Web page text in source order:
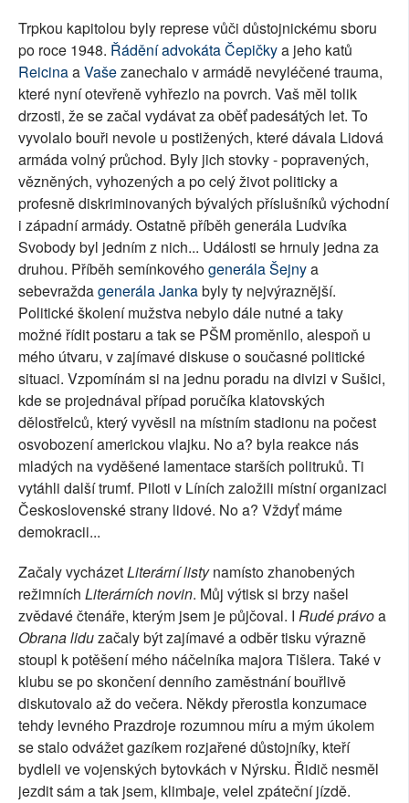
Trpkou kapitolou byly represe vůči důstojnickému sboru
po roce 1948. Řádění advokáta Čepičkya jeho katů
ReicinaaVašezanechalo v armádě nevyléčené trauma,
které nyní otevřeně vyhřezlo na povrch. Vaš měl tolik
drzosti, že se začal vydávat za oběť padesátých let. To
vyvolalo bouři nevole u postižených, které dávala Lidová
armáda volný průchod. Byly jich stovky - popravených,
vězněných, vyhozených a po celý život politicky a
profesně diskriminovaných bývalých příslušníků východní
i západní armády. Ostatně příběh generála Ludvíka
Svobody byl jedním z nich... Události se hrnuly jedna za
druhou. Příběh semínkovéhogenerála Šejnya
sebevraždagenerála Jankabyly ty nejvýraznější.
Politické školení mužstva nebylo dále nutné a taky
možné řídit postaru a tak se PŠM proměnilo, alespoň u
mého útvaru, v zajímavé diskuse o současné politické
situaci. Vzpomínám si na jednu poradu na divizi v Sušici,
kde se projednával případ poručíka klatovských
dělostřelců, který vyvěsil na místním stadionu na počest
osvobození americkou vlajku. No a? byla reakce nás
mladých na vyděšené lamentace starších politruků. Ti
vytáhli další trumf. Piloti v Líních založili místní organizaci
Československé strany lidové. No a? Vždyť máme
demokracii...
Začaly vycházetLiterární listynamísto zhanobených
režimních Literárních novin. Můj výtisk si brzy našel
zvědavé čtenáře, kterým jsem je půjčoval. I Rudé právoa
Obrana liduzačaly být zajímavé a odběr tisku výrazně
stoupl k potěšení mého náčelníka majora Tišlera. Také v
klubu se po skončení denního zaměstnání bouřlivě
diskutovalo až do večera. Někdy přerostla konzumace
tehdy levného Prazdroje rozumnou míru a mým úkolem
se stalo odvážet gazíkem rozjařené důstojníky, kteří
bydleli ve vojenských bytovkách v Nýrsku. Řidič nesměl
jezdit sám a tak jsem, klimbaje, velel zpáteční jízdě.